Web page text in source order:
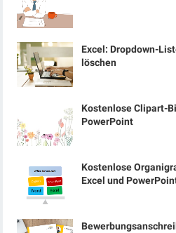
Excel: Dropdown-
löschen
Kostenlose Clipart-
PowerPoint
Kostenlose
Excel und